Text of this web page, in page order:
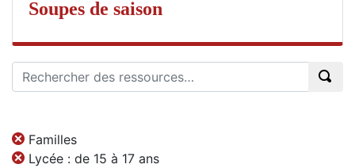
Soupes de saison
Familles
Lycée : de 15 à 17 ans